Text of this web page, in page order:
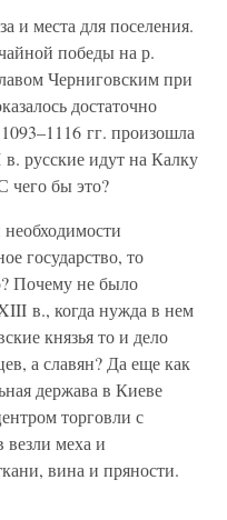
и места для поселения.
победы на р.
Черниговским при
достаточно
гг. произошла
русские идут на Калку
чего бы это?
государство, то
Почему не было
в., когда нужда в нем
князья то и дело
а славян? Да еще как
держава в Киеве
торговли с
меха и
вина и пряности.